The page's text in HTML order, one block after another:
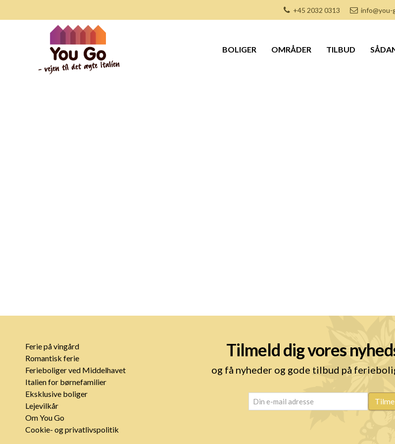
+45 2032 0313 info@you-
BOLIGER OMRÅDER TILBUD
Ferie på vingård
Romantisk ferie
Ferieboliger ved Middelhavet
Italien for børnefamilier
Eksklusive boliger
Lejevilkår
Om You Go
Cookie- og privatlivspolitik
Tilmeld dig vores
og få nyheder og gode tilbud på
email (Påkrævet)